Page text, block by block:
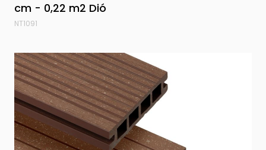
cm - 0,22 m2 Dió
NT1091